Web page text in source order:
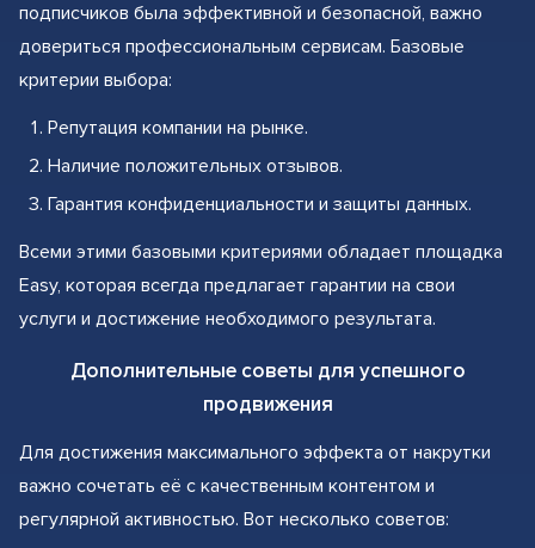
подписчиков была эффективной и безопасной, важно
довериться профессиональным сервисам. Базовые
критерии выбора:
Репутация компании на рынке.
Наличие положительных отзывов.
Гарантия конфиденциальности и защиты данных.
Всеми этими базовыми критериями обладает площадка
Easy, которая всегда предлагает гарантии на свои
услуги и достижение необходимого результата.
Дополнительные советы для успешного
продвижения
Для достижения максимального эффекта от накрутки
важно сочетать её с качественным контентом и
регулярной активностью. Вот несколько советов: